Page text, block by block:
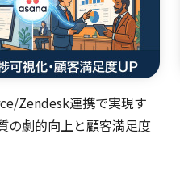
Zendesk連携で実現す
の劇的向上と顧客満足度